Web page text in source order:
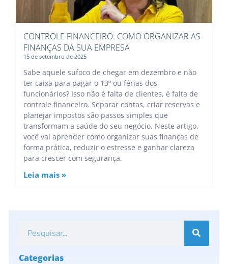
CONTROLE FINANCEIRO: COMO ORGANIZAR AS
FINANÇAS DA SUA EMPRESA
15 de setembro de 2025
Sabe aquele sufoco de chegar em dezembro e não
ter caixa para pagar o 13º ou férias dos
funcionários? Isso não é falta de clientes, é falta de
controle financeiro. Separar contas, criar reservas e
planejar impostos são passos simples que
transformam a saúde do seu negócio. Neste artigo,
você vai aprender como organizar suas finanças de
forma prática, reduzir o estresse e ganhar clareza
para crescer com segurança.
Leia mais »
Categorias